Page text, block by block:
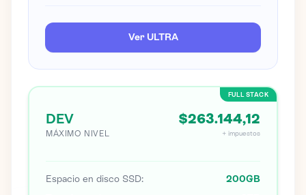
Ver ULTRA
FULL STACK
DEV
MÁXIMO NIVEL
$263.144,12
+ impuestos
Espacio en disco SSD:
200GB